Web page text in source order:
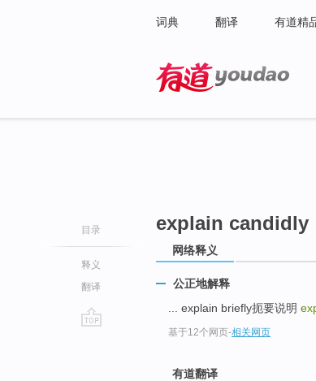
词典 翻译 有道精
目录
释义
翻译
explain candidly
网络释义
公正地解释
... explain briefly扼要说明
基于12个网页-相关网页
有道翻译